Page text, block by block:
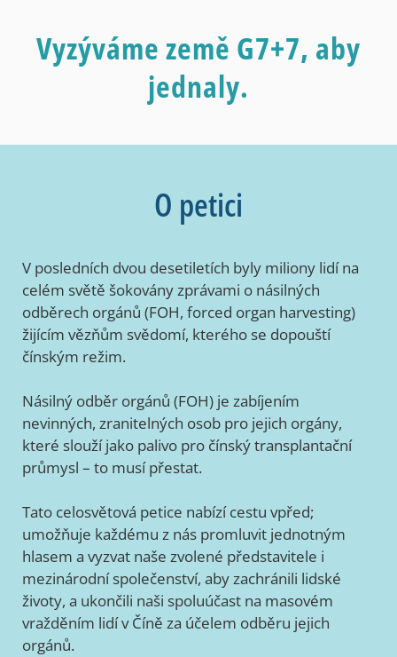
Vyzýváme země G7+7, aby
jednaly.
O petici
V posledních dvou desetiletích byly miliony lidí na
celém světě šokovány zprávami o násilných
odběrech orgánů (FOH, forced organ harvesting)
žijícím vězňům svědomí, kterého se dopouští
čínským režim.
Násilný odběr orgánů (FOH) je zabíjením
nevinných, zranitelných osob pro jejich orgány,
které slouží jako palivo pro čínský transplantační
průmysl – to musí přestat.
Tato celosvětová petice nabízí cestu vpřed;
umožňuje každému z nás promluvit jednotným
hlasem a vyzvat naše zvolené představitele i
mezinárodní společenství, aby zachránili lidské
životy, a ukončili naši spoluúčast na masovém
vražděním lidí v Číně za účelem odběru jejich
orgánů.